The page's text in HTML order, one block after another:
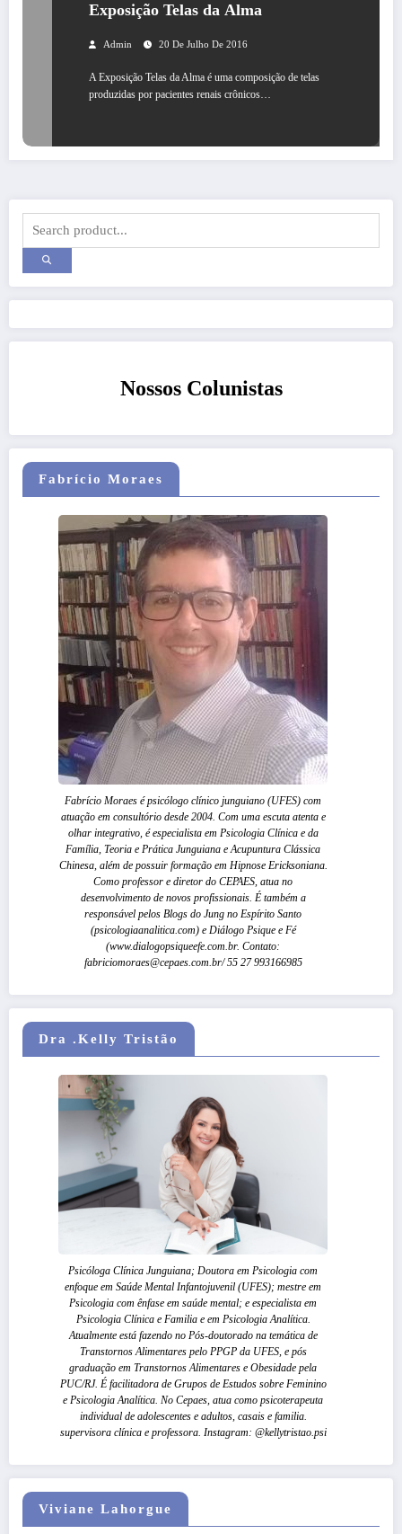
Exposição Telas da Alma
Admin 20 De Julho De 2016
A Exposição Telas da Alma é uma composição de telas
produzidas por pacientes renais crônicos…
Nossos Colunistas
Fabrício Moraes
Fabrício Moraes é psicólogo clínico junguiano (UFES) com
atuação em consultório desde 2004. Com uma escuta atenta e
olhar integrativo, é especialista em Psicologia Clínica e da
Família, Teoria e Prática Junguiana e Acupuntura Clássica
Chinesa, além de possuir formação em Hipnose Ericksoniana.
Como professor e diretor do CEPAES, atua no
desenvolvimento de novos profissionais. É também a
responsável pelos Blogs do Jung no Espírito Santo
(psicologiaanalitica.com) e Diálogo Psique e Fé
(www.dialogopsiqueefe.com.br. Contato:
fabriciomoraes@cepaes.com.br/ 55 27 993166985
Dra .Kelly Tristão
Psicóloga Clínica Junguiana; Doutora em Psicologia com
enfoque em Saúde Mental Infantojuvenil (UFES); mestre em
Psicologia com ênfase em saúde mental; e especialista em
Psicologia Clínica e Familia e em Psicologia Analítica.
Atualmente está fazendo no Pós-doutorado na temática de
Transtornos Alimentares pelo PPGP da UFES, e pós
graduação em Transtornos Alimentares e Obesidade pela
PUC/RJ. É facilitadora de Grupos de Estudos sobre Feminino
e Psicologia Analítica. No Cepaes, atua como psicoterapeuta
individual de adolescentes e adultos, casais e familia.
supervisora clínica e professora. Instagram: @kellytristao.psi
Viviane Lahorgue